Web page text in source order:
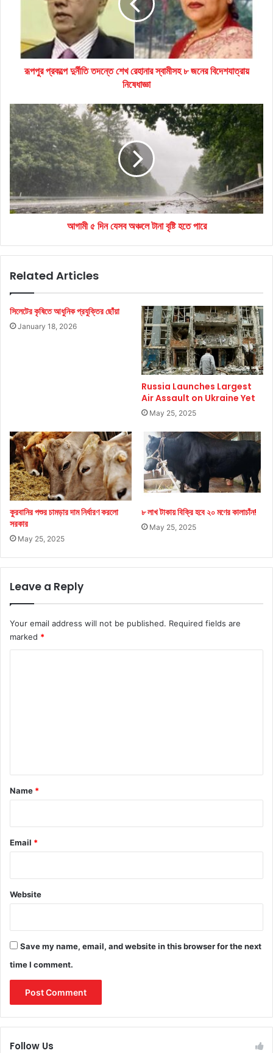
জনের
বিদেশযাত্রায়
রূপপুর প্রকল্পে দুর্নীতি তদন্তে শেখ রেহানার স্বামীসহ ৮ জনের বিদেশযাত্রায়
নিষেধাজ্ঞা
আগামী
৫
দিন
যেসব
অঞ্চলে
টানা
হতে
পারে
আগামী ৫ দিন যেসব অঞ্চলে টানা বৃষ্টি হতে পারে
Related Articles
সিলেটের কৃষিতে আধুনিক প্রযুক্তির ছোঁয়া
January 18, 2026
Russia Launches Largest
Air Assault on Ukraine Yet
May 25, 2025
কুরবানির পশুর চামড়ার দাম নির্ধারণ করলো
সরকার
May 25, 2025
৮ লাখ টাকায় বিক্রি হবে ২০ মণের কালাচাঁন!
May 25, 2025
Leave a Reply
Your email address will not be published. Required fields are
marked *
*
Name *
Email *
Website
Save my name, email, and website in this browser for the next
time I comment.
Follow Us